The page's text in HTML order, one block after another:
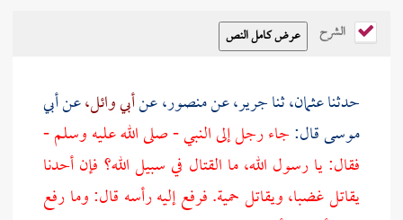
الشرح
حدثناعثمان،ثناجرير،عنمنصور،عنأبي وائل،عنأبي
موسىقال:جاء رجل إلى النبي - صلى الله عليه وسلم -
فقال: يا رسول الله، ما القتال في سبيل الله؟ فإن أحدنا
يقاتل غضبا، ويقاتل حمية. فرفع إليه رأسه قال: وما رفع